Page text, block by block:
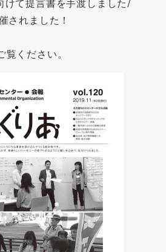
けて提言書を手渡しました/
されました！
覧ください。